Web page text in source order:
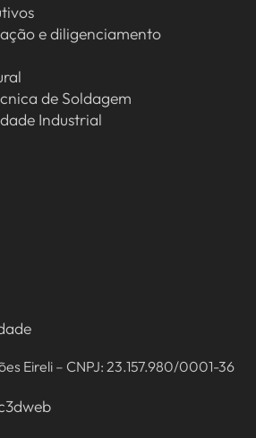
e diligenciamento
de Soldagem
Industrial
Eireli – CNPJ: 23.157.980/0001-36